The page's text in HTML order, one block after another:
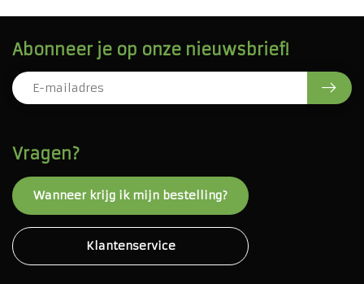
Vragen?
Wanneer krijg ik mijn bestelling?
Klantenservice
Abonneer je op onze nieuwsbrief!